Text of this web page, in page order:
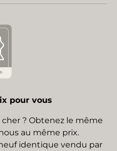
pour vous
? Obtenez le même
au même prix.
identique vendu par